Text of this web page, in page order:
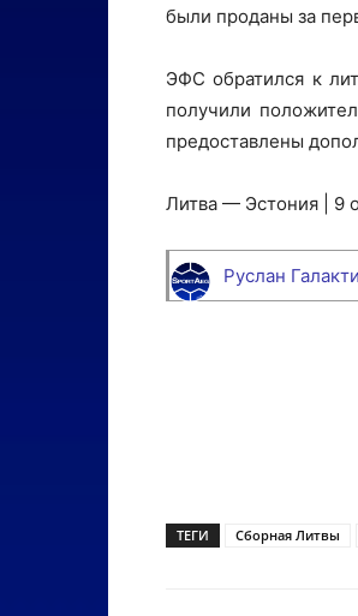
были проданы за
ЭФС обратился к
получили
предоставлены
Литва — Эстония | 9
Руслан
ТЕГИ Сборная Литвы